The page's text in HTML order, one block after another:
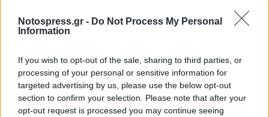
Notospress.gr - Do Not Process My Personal
Information
If you wish to opt-out of the sale, sharing to third parties, or
processing of your personal or sensitive information for
targeted advertising by us, please use the below opt-out
section to confirm your selection. Please note that after your
opt-out request is processed you may continue seeing
Σχετικά Άρθρα